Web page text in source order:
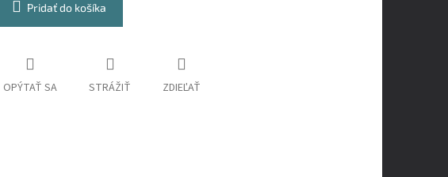
Pridať do košíka
OPÝTAŤ SA STRÁŽIŤ ZDIEĽAŤ